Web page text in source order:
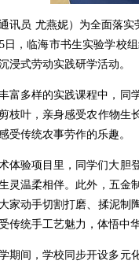
通讯员 尤燕妮）为全面落
日，临海市书生实验学校
浸式劳动实践研学活动。
富多样的实践课程中，同
枝叶，亲身感受农作物生
受传统农事劳作的乐趣。
体验项目里，同学们大胆
灵温柔相伴。此外，五金
家动手切割打磨、揉泥制
传统手工艺魅力，体悟中
期间，学校同步开设多元